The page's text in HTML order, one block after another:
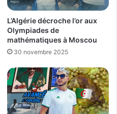
L’Algérie décroche l’or aux
Olympiades de
mathématiques à Moscou
30 novembre 2025